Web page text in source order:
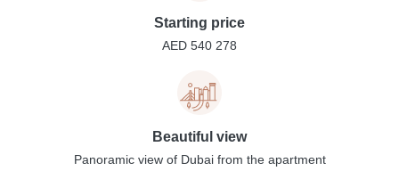
Starting price
AED 540 278
Beautiful view
Panoramic view of Dubai from the apartment